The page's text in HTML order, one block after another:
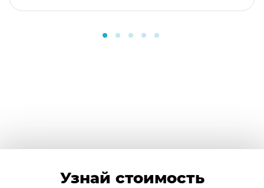
Узнай стоимость